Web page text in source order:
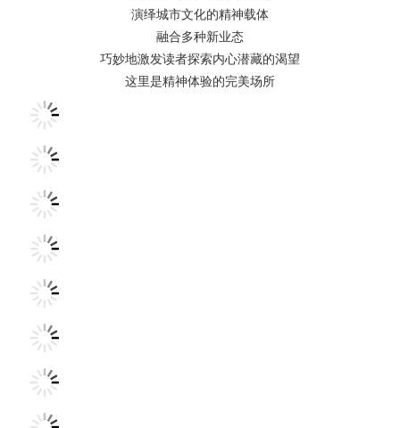
演绎城市文化的精神载体
融合多种新业态
巧妙地激发读者探索内心潜藏的渴望
这里是精神体验的完美场所